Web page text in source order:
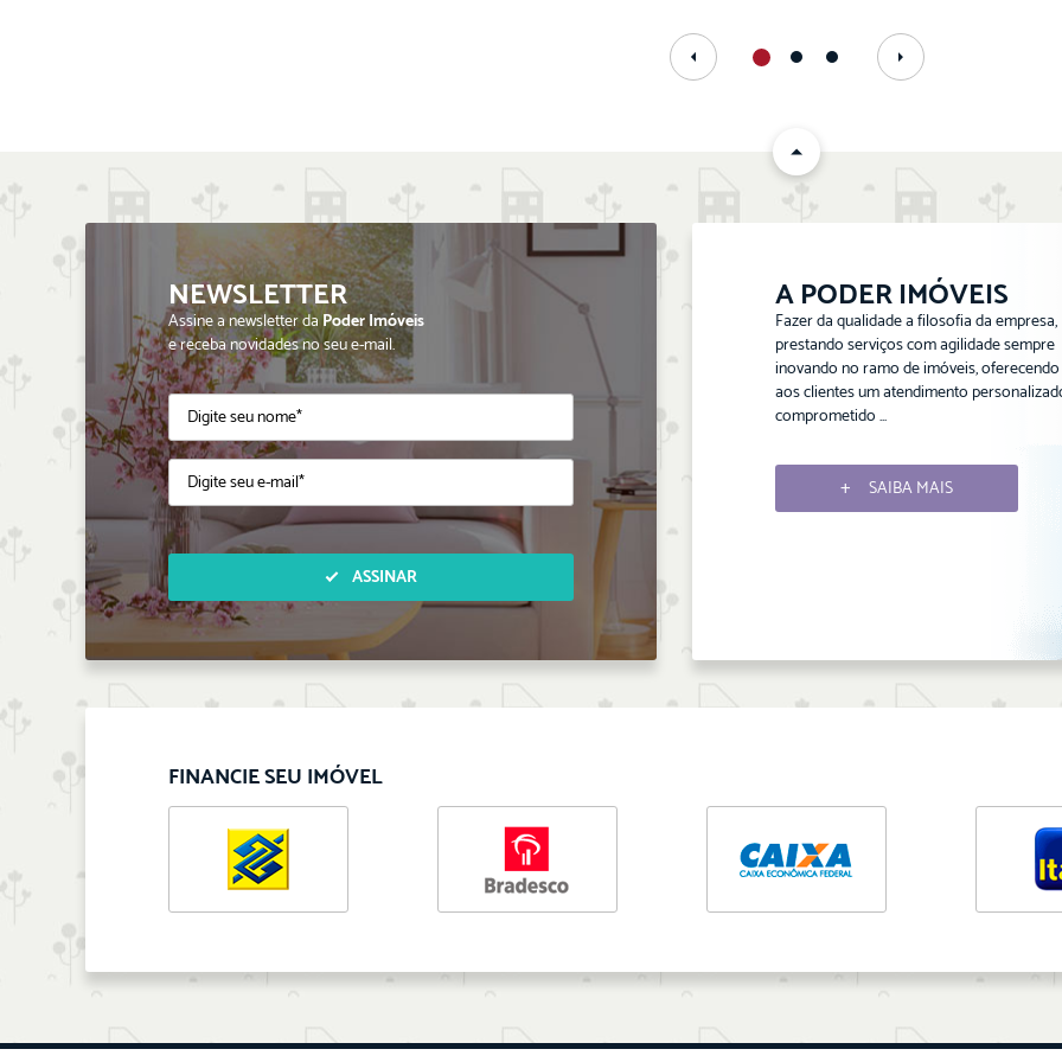
NEWSLETTER
Assine a newsletter daPoder Imóveis
e receba novidades no seu e-mail.
ASSINAR
A PODER IMÓVEIS
Fazer da qualidade a filosofia da empresa,
prestando serviços com agilidade sempre
inovando no ramo de imóveis, oferecendo
aos clientes um atendimento
comprometido ...
SAIBA MAIS
FINANCIE SEU IMÓVEL